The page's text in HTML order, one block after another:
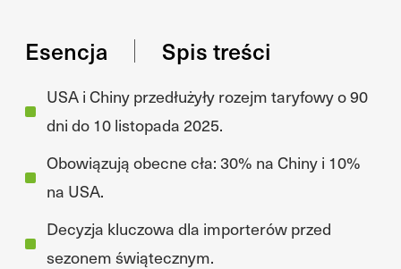
Esencja Spis treści
USA i Chiny przedłużyły rozejm taryfowy o 90
dni do 10 listopada 2025.
Obowiązują obecne cła: 30% na Chiny i 10%
na USA.
Decyzja kluczowa dla importerów przed
sezonem świątecznym.